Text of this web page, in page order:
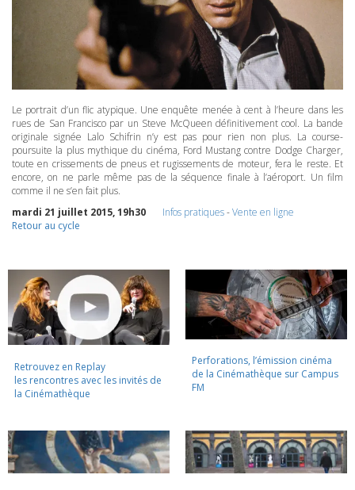
Le portrait d’un flic atypique. Une enquête menée à cent à l’heure dans les
rues de San Francisco par un Steve McQueen définitivement cool. La bande
originale signée Lalo Schifrin n’y est pas pour rien non plus. La course-
poursuite la plus mythique du cinéma, Ford Mustang contre Dodge Charger,
toute en crissements de pneus et rugissements de moteur, fera le reste. Et
encore, on ne parle même pas de la séquence finale à l’aéroport. Un film
comme il ne s’en fait plus.
mardi 21 juillet 2015, 19h30
Infos pratiques-Vente en ligne
Retour au cycle
Retrouvez en Replay
les rencontres avec les invités de
la Cinémathèque
Perforations, l’émission cinéma
de la Cinémathèque sur Campus
FM